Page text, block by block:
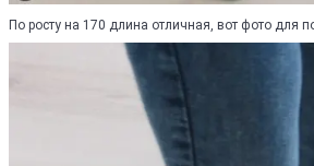
По росту на 170 длина отличная, вот фото для